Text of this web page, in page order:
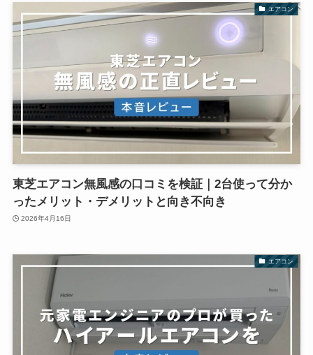
エアコン
東芝エアコン無風感の口コミを検証｜2台使って分か
ったメリット・デメリットと向き不向き
2026年4月16日
エアコン